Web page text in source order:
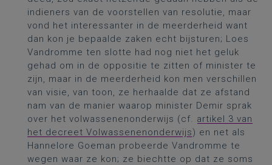
indieners van de voorstellen van resolutie, maar
vond het interessanter in de meerderheid want
dan kon je bepaalde zaken echt bijsturen; Loes
Vandromme ten slotte had nog niet het geluk
gehad om in de oppositie te zitten of minister te
zijn, maar in de meerderheid kon men verschillen
van visie, van toon, ze herhaalde dat ze afstand
nam van de manier waarop minister Demir sprak
over het volwassenenonderwijs (cf. artikel 3 van
het decreet Volwassenenonderwijs) en net als
Hannelore Goeman probeerde Vandromme te
wegen waar ze kon; ze biechtte op dat ze soms